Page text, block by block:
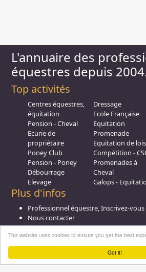
Got it!
This website uses cookies to ensure you get the best
L'annuaire des
équestres depuis
Top activités
Centres équestres,
équitation
Pension - Cheval
Ecurie de
propriétaire
Poney Club
Pension - Poney
Débourrage
Elevage
Dressage
Ecole Française
Equitation
Promenade
Equitation de
Compétition -
Promenades à
Cheval
Galops -
Plus d'infos
Professionnel équestre, Inscrivez-vous
Nous contacter
A propos
Conditions générales d'utilisation
Groupe équitation surLinkedIn